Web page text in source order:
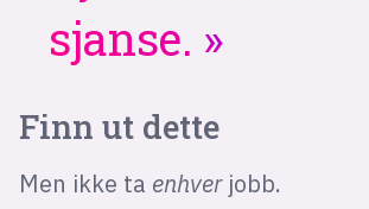
sjanse.
Finn ut dette
Men ikke ta enhver jobb.